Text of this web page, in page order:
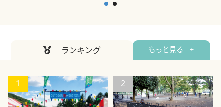
ランキング もっと見る +
1 2